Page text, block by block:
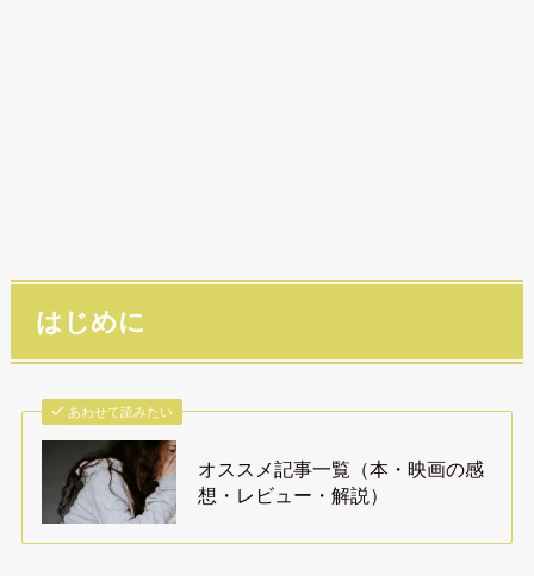
はじめに
あわせて読みたい
オススメ記事一覧（本・映画の感
想・レビュー・解説）